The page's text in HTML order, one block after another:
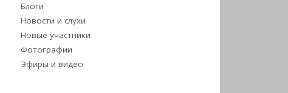
Блоги
Новости и слухи
Новые участники
Фотографии
Эфиры и видео